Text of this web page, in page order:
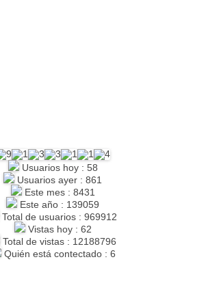
Usuarios hoy : 58
Usuarios ayer : 861
Este mes : 8431
Este año : 139059
Total de usuarios : 969912
Vistas hoy : 62
Total de vistas : 12188796
Quién está contectado : 6